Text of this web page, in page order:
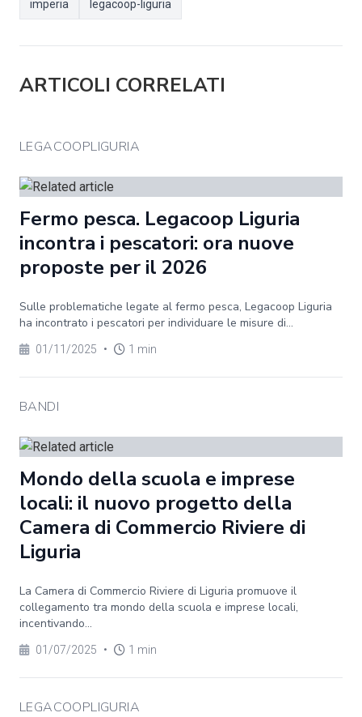
imperia legacoop-liguria
ARTICOLI CORRELATI
LEGACOOPLIGURIA
Fermo pesca. Legacoop Liguria
incontra i pescatori: ora nuove
proposte per il 2026
Sulle problematiche legate al fermo pesca, Legacoop Liguria
ha incontrato i pescatori per individuare le misure di...
01/11/2025 • 1 min
BANDI
Mondo della scuola e imprese
locali: il nuovo progetto della
Camera di Commercio Riviere di
Liguria
La Camera di Commercio Riviere di Liguria promuove il
collegamento tra mondo della scuola e imprese locali,
incentivando...
01/07/2025 • 1 min
LEGACOOPLIGURIA